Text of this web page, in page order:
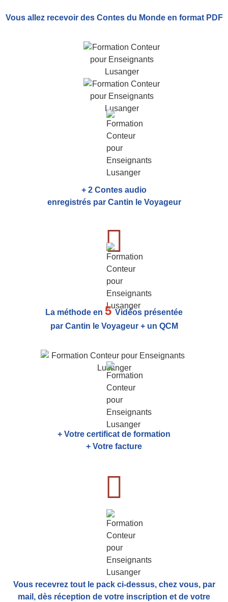
Vous allez recevoir des Contes du Monde en format PDF
+ 2 Contes audio
enregistrés par Cantin le Voyageur
La méthode en 5Vidéos présentée
par Cantin le Voyageur + un QCM
+ Votre certificat de formation
+ Votre facture
Vous recevrez tout le pack ci-dessus, chez vous, par
mail, dès réception de votre inscription et de votre